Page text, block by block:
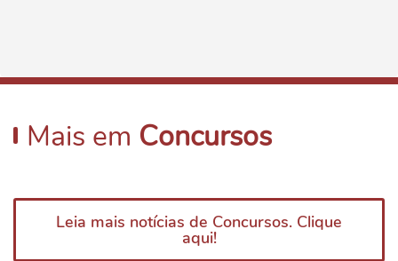
Mais em Concursos
Leia mais notícias de Concursos. Clique
aqui!